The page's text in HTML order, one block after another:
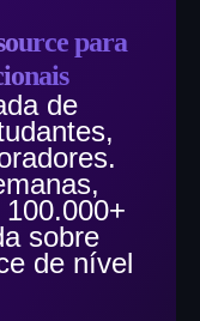
para
de
sobre
de nível